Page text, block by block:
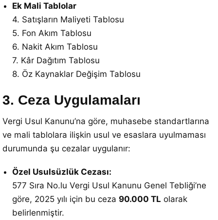
Ek Mali Tablolar
4. Satışların Maliyeti Tablosu
5. Fon Akım Tablosu
6. Nakit Akım Tablosu
7. Kâr Dağıtım Tablosu
8. Öz Kaynaklar Değişim Tablosu
3. Ceza Uygulamaları
Vergi Usul Kanunu’na göre, muhasebe standartlarına
ve mali tablolara ilişkin usul ve esaslara uyulmaması
durumunda şu cezalar uygulanır:
Özel Usulsüzlük Cezası:
577 Sıra No.lu Vergi Usul Kanunu Genel Tebliği’ne
göre, 2025 yılı için bu ceza 90.000 TL olarak
belirlenmiştir.